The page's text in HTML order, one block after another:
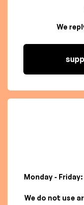
We
Monday - Friday:
We do not use